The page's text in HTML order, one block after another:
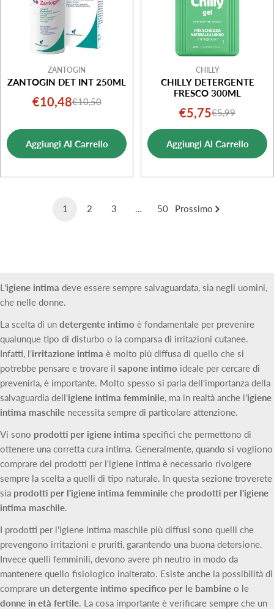
ZANTOGIN
ZANTOGIN DET INT 250ML
Prezzo
vendita
€10,48Prezzo
€10,50
Aggiungi Al Carrello
CHILLY
CHILLY DETERGENTE
FRESCO 300ML
Prezzo
di
vendita
€5,75Prezzo
normale
€5,99
Aggiungi Al Carrello
1 2 3 … 50 Prossimo
L'igiene intima deve essere sempre salvaguardata, sia negli uomini,
che nelle donne.
La scelta di un detergente intimo è fondamentale per prevenire
qualunque tipo di disturbo o la comparsa di irritazioni cutanee.
Infatti, l'irritazione intima è molto più diffusa di quello che si
potrebbe pensare e trovare il sapone intimo ideale per cercare di
prevenirla, è importante. Molto spesso si parla dell'importanza della
salvaguardia dell'igiene intima femminile, ma in realtà anche l'igiene
intima maschile necessita sempre di particolare attenzione.
Vi sono prodotti per igiene intima specifici che permettono di
ottenere una corretta cura intima. Generalmente, quando si vogliono
comprare dei prodotti per l'igiene intima è necessario rivolgere
sempre la scelta a quelli di tipo naturale. In questa sezione troverete
sia prodotti per l'igiene intima femminile che prodotti per l'igiene
intima maschile.
I prodotti per l'igiene intima maschile più diffusi sono quelli che
prevengono irritazioni e pruriti, garantendo una buona detersione.
Invece quelli femminili, devono avere ph neutro in modo da
mantenere quello fisiologico inalterato. Esiste anche la possibilità di
comprare un detergente intimo specifico per le bambine o le
donne in età fertile. La cosa importante è verificare sempre che un